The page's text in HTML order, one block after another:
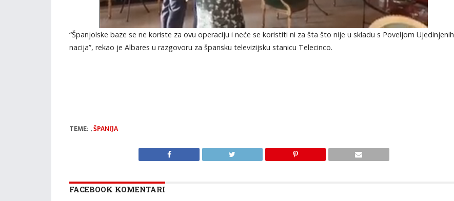
“Španjolske baze se ne koriste za ovu operaciju i neće se koristiti ni za šta što nije u skladu s Poveljom Ujedinjenih
nacija”, rekao je Albares u razgovoru za špansku televizijsku stanicu Telecinco.
TEME: ,ŠPANIJA
FACEBOOK KOMENTARI